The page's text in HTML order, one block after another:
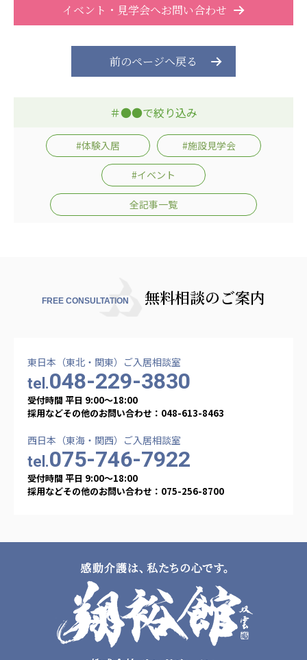
社会福祉法人 福ふく
福ふく
株式会社 せきれい
せきれい
社会福祉法人 心の会
聖心美容クリニック
S-Labo（渋谷院）
医療法人社団 デンタルケアコミュニティ
フォレストデンタルクリニック
こうのすナーシングホーム共生園
あげお共生の家
医療法人 京都翔医会
西京都病院
西京都クリニック
洛桂の郷
桂寿の郷
学校法人明星学園 関東福祉専門学校
国際医療専門学校 浦和学院高等学校
明星幼稚園
イベント・見学会へお問い合わせ
前のページへ戻る
＃●●で絞り込み
#体験入居 #施設見学会
#イベント
全記事一覧
FREE CONSULTATION 無料相談のご案内
東日本（東北・関東）ご入居相談室
tel.048-229-3830
受付時間 平日 9:00〜18:00
採用などその他のお問い合わせ：048-613-8463
西日本（東海・関西）ご入居相談室
tel.075-746-7922
受付時間 平日 9:00〜18:00
採用などその他のお問い合わせ：075-256-8700